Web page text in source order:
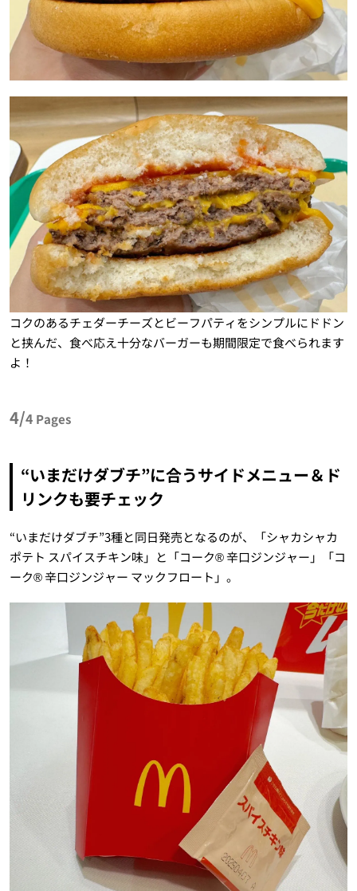
コクのあるチェダーチーズとビーフパティをシンプルにドドン
と挟んだ、食べ応え十分なバーガーも期間限定で食べられます
よ！
4/4 Pages
“いまだけダブチ”に合うサイドメニュー＆ド
リンクも要チェック
“いまだけダブチ”3種と同日発売となるのが、「シャカシャカ
ポテト スパイスチキン味」と「コーク® 辛口ジンジャー」「コ
ーク® 辛口ジンジャー マックフロート」。